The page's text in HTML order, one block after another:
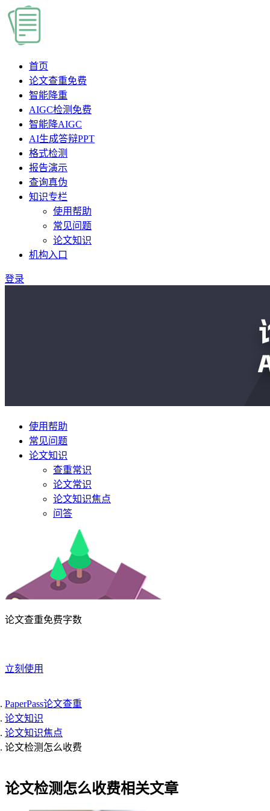
首页
论文查重免费
智能降重
AIGC检测 免费
智能降AIGC
AI生成答辩PPT
格式检测
报告演示
查询真伪
知识专栏
使用帮助
常见问题
论文知识
机构入口
登录
使用帮助
常见问题
论文知识
查重常识
论文常识
论文知识焦点
问答
论文查重免费字数
立刻使用
PaperPass论文查重
论文知识
论文知识焦点
论文检测怎么收费
论文检测怎么收费相关文章